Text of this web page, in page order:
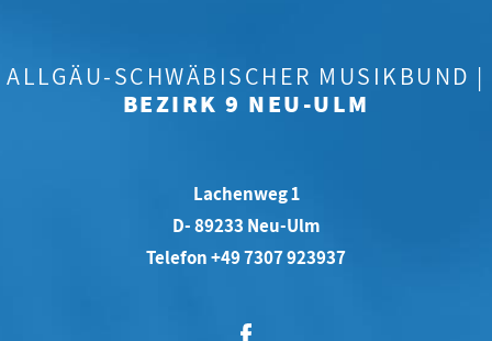
ALLGÄU-SCHWÄBISCHER MUSIKBUND |
BEZIRK 9 NEU-ULM
Lachenweg 1
D- 89233 Neu-Ulm
Telefon +49 7307 923937